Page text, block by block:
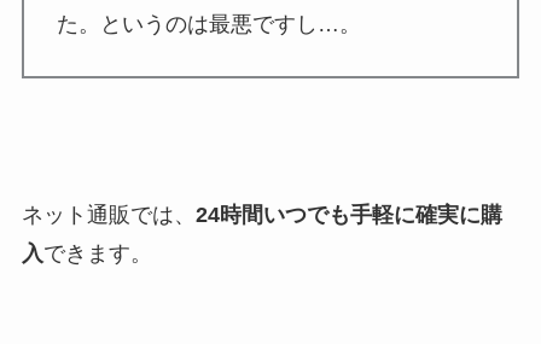
た。というのは最悪ですし…。
ネット通販では、 24時間いつでも手軽に確実に購
入できます。